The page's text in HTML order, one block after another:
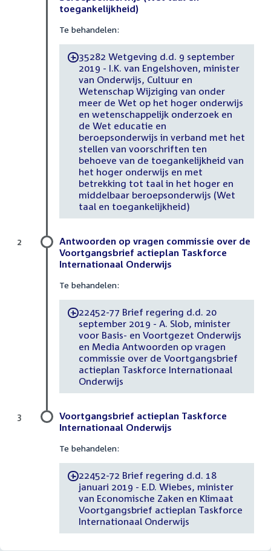
toegankelijkheid)
Te behandelen:
-35282 Wetgeving d.d. 9 september
2019 - I.K. van Engelshoven, minister
van Onderwijs, Cultuur en
Wetenschap Wijziging van onder
meer de Wet op het hoger onderwijs
en wetenschappelijk onderzoek en
de Wet educatie en
beroepsonderwijs in verband met het
stellen van voorschriften ten
behoeve van de toegankelijkheid van
het hoger onderwijs en met
betrekking tot taal in het hoger en
middelbaar beroepsonderwijs (Wet
taal en toegankelijkheid)
Antwoorden op vragen commissie over de
Voortgangsbrief actieplan Taskforce
Internationaal Onderwijs
Te behandelen:
-22452-77 Brief regering d.d. 20
september 2019 - A. Slob, minister
voor Basis- en Voortgezet Onderwijs
en Media Antwoorden op vragen
commissie over de Voortgangsbrief
actieplan Taskforce Internationaal
Onderwijs
2
Voortgangsbrief actieplan Taskforce
Internationaal Onderwijs
Te behandelen:
-22452-72 Brief regering d.d. 18
januari 2019 - E.D. Wiebes, minister
van Economische Zaken en Klimaat
Voortgangsbrief actieplan Taskforce
Internationaal Onderwijs
3